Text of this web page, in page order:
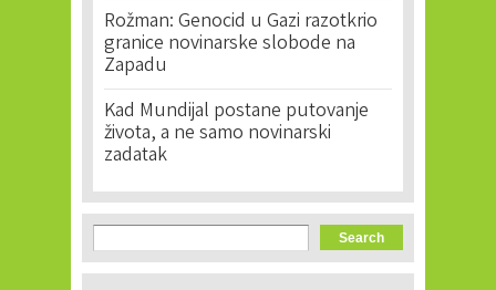
Rožman: Genocid u Gazi razotkrio
granice novinarske slobode na
Zapadu
Kad Mundijal postane putovanje
života, a ne samo novinarski
zadatak
Search form
Search